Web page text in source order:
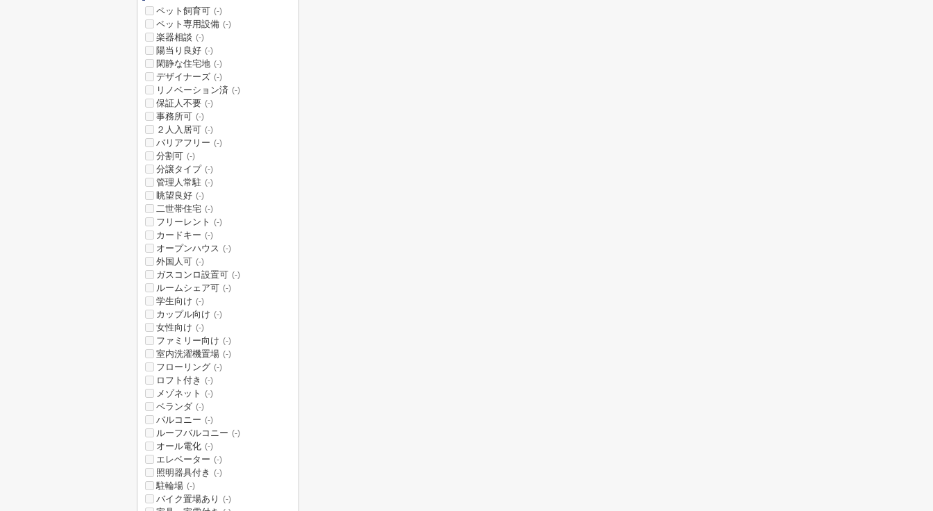
ペット飼育可 (-)
ペット専用設備 (-)
楽器相談 (-)
陽当り良好 (-)
閑静な住宅地 (-)
デザイナーズ (-)
リノベーション済 (-)
保証人不要 (-)
事務所可 (-)
２人入居可 (-)
バリアフリー (-)
分割可 (-)
分譲タイプ (-)
管理人常駐 (-)
眺望良好 (-)
二世帯住宅 (-)
フリーレント (-)
カードキー (-)
オープンハウス (-)
外国人可 (-)
ガスコンロ設置可 (-)
ルームシェア可 (-)
学生向け (-)
カップル向け (-)
女性向け (-)
ファミリー向け (-)
室内洗濯機置場 (-)
フローリング (-)
ロフト付き (-)
メゾネット (-)
ベランダ (-)
バルコニー (-)
ルーフバルコニー (-)
オール電化 (-)
エレベーター (-)
照明器具付き (-)
駐輪場 (-)
バイク置場あり (-)